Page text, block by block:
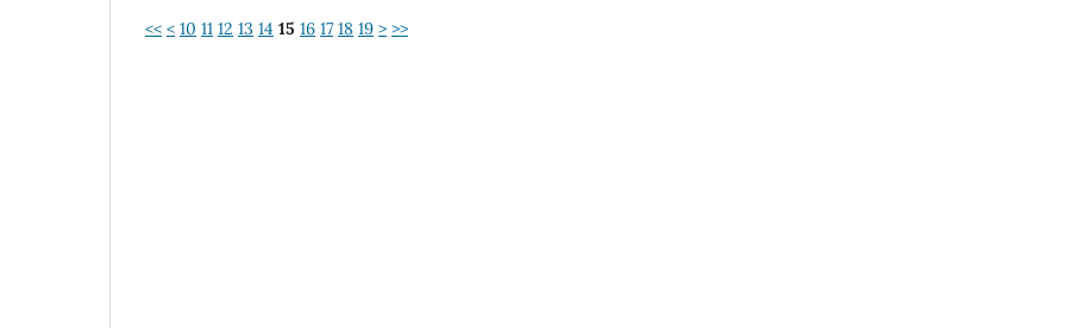
<< < 10 11 12 13 14 15 16 17 18 19 > >>